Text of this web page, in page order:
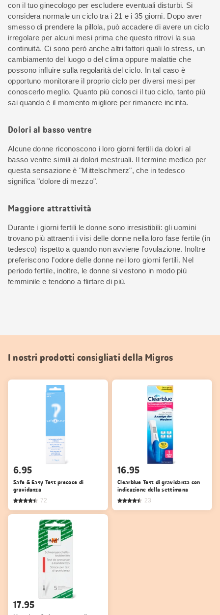
con il tuo ginecologo per escludere eventuali disturbi. Si
considera normale un ciclo tra i 21 e i 35 giorni. Dopo aver
smesso di prendere la pillola, può accadere di avere un ciclo
irregolare per alcuni mesi prima che questo ritrovi la sua
continuità. Ci sono però anche altri fattori quali lo stress, un
cambiamento del luogo o del clima oppure malattie che
possono influire sulla regolarità del ciclo. In tal caso è
opportuno monitorare il proprio ciclo per diversi mesi per
conoscerlo meglio. Quanto più conosci il tuo ciclo, tanto più
sai quando è il momento migliore per rimanere incinta.
Dolori al basso ventre
Alcune donne riconoscono i loro giorni fertili da dolori al
basso ventre simili ai dolori mestruali. Il termine medico per
questa sensazione è "Mittelschmerz", che in tedesco
significa "dolore di mezzo".
Maggiore attrattività
Durante i giorni fertili le donne sono irresistibili: gli uomini
trovano più attraenti i visi delle donne nella loro fase fertile (in
tedesco) rispetto a quando non avviene l’ovulazione. Inoltre
preferiscono l’odore delle donne nei loro giorni fertili. Nel
periodo fertile, inoltre, le donne si vestono in modo più
femminile e tendono a flirtare di più.
I nostri prodotti consigliati della Migros
6.95
Safe & Easy Test precoce di
gravidanza
72
16.95
Clearblue Test di gravidanza con
indicazione della settimana
23
17.95